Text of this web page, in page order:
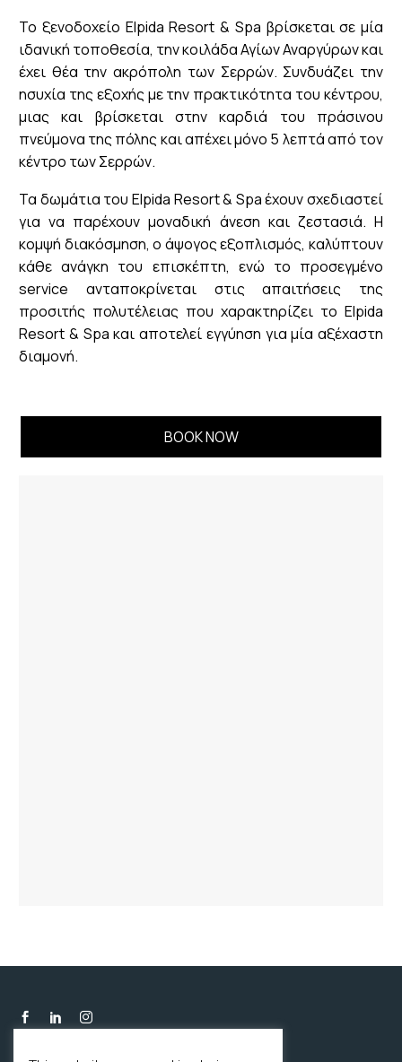
Το ξενοδοχείο Elpida Resort & Spa βρίσκεται σε μία
ιδανική τοποθεσία, την κοιλάδα Αγίων Αναργύρων και
έχει θέα την ακρόπολη των Σερρών. Συνδυάζει την
ησυχία της εξοχής με την πρακτικότητα του κέντρου,
μιας και βρίσκεται στην καρδιά του πράσινου
πνεύμονα της πόλης και απέχει μόνο 5 λεπτά από τον
κέντρο των Σερρών.
Τα δωμάτια του Elpida Resort & Spa έχουν σχεδιαστεί
για να παρέχουν μοναδική άνεση και ζεστασιά. Η
κομψή διακόσμηση, ο άψογος εξοπλισμός, καλύπτουν
κάθε ανάγκη του επισκέπτη, ενώ το προσεγμένο
service ανταποκρίνεται στις απαιτήσεις της
προσιτής πολυτέλειας που χαρακτηρίζει το Elpida
Resort & Spa και αποτελεί εγγύηση για μία αξέχαστη
διαμονή.
BOOK NOW